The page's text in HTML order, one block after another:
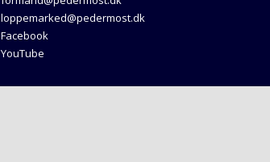
loppemarked@pedermost.dk
Facebook
YouTube